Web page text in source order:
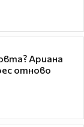
Ариана
отново